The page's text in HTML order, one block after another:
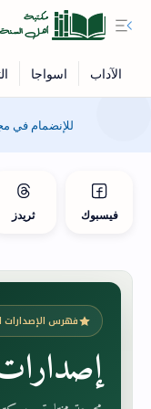
للإنضمام في
فيسبوك ثريدز
فهرس الإصدارات